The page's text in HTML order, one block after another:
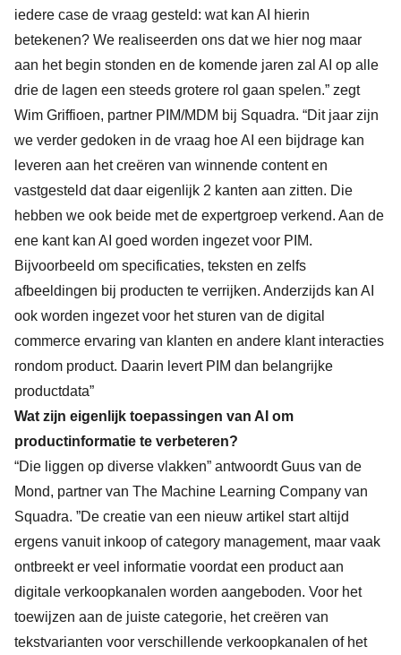
iedere case de vraag gesteld: wat kan AI hierin
betekenen? We realiseerden ons dat we hier nog maar
aan het begin stonden en de komende jaren zal AI op alle
drie de lagen een steeds grotere rol gaan spelen.” zegt
Wim Griffioen, partner PIM/MDM bij Squadra. “Dit jaar zijn
we verder gedoken in de vraag hoe AI een bijdrage kan
leveren aan het creëren van winnende content en
vastgesteld dat daar eigenlijk 2 kanten aan zitten. Die
hebben we ook beide met de expertgroep verkend. Aan de
ene kant kan AI goed worden ingezet voor PIM.
Bijvoorbeeld om specificaties, teksten en zelfs
afbeeldingen bij producten te verrijken. Anderzijds kan AI
ook worden ingezet voor het sturen van de digital
commerce ervaring van klanten en andere klant interacties
rondom product. Daarin levert PIM dan belangrijke
productdata”
Wat zijn eigenlijk toepassingen van AI om
productinformatie te verbeteren?
“Die liggen op diverse vlakken” antwoordt Guus van de
Mond, partner van The Machine Learning Company van
Squadra. ”De creatie van een nieuw artikel start altijd
ergens vanuit inkoop of category management, maar vaak
ontbreekt er veel informatie voordat een product aan
digitale verkoopkanalen worden aangeboden. Voor het
toewijzen aan de juiste categorie, het creëren van
tekstvarianten voor verschillende verkoopkanalen of het